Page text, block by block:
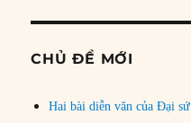
CHỦ ĐỀ MỚI
Hai bài diễn văn của Đại